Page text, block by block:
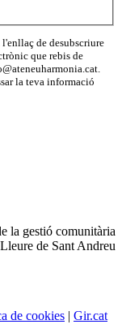
de desubscriure
que rebis de
la teva informació
la gestió comunitària
de Sant Andreu
de cookies | Gir.cat